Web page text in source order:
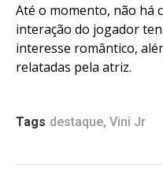
Até o momento, não há
interação do jogador
interesse romântico,
relatadas pela atriz.
Tags destaque, Vini Jr